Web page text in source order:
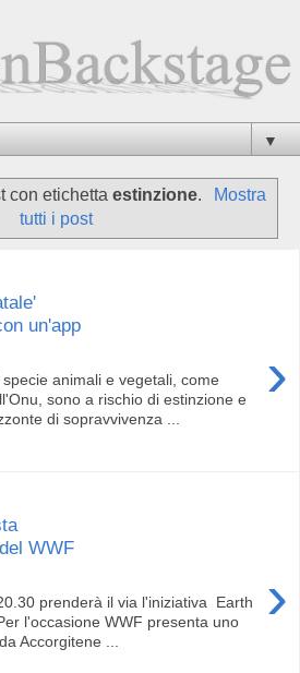
▼
con etichettaestinzione.
Mostra
tutti i post
un'app
›
animali e vegetali, come
sono a rischio di estinzione e
di sopravvivenza ...
WWF
›
prenderà il via l'iniziativa Earth
l'occasione WWF presenta uno
Accorgitene ...